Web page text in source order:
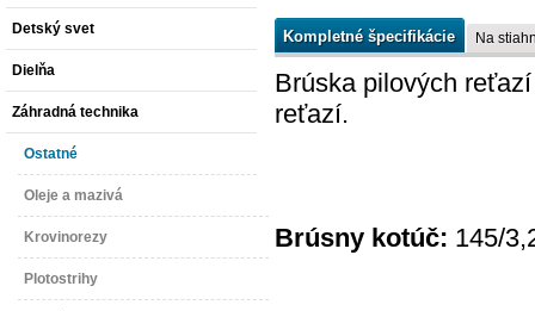
Detský svet
Dielňa
Záhradná technika
Ostatné
Oleje a mazivá
Krovinorezy
Plotostrihy
Kompletné špecifikácie Na
Brúska pilových
reťazí.
Brúsny kotúč: 145/